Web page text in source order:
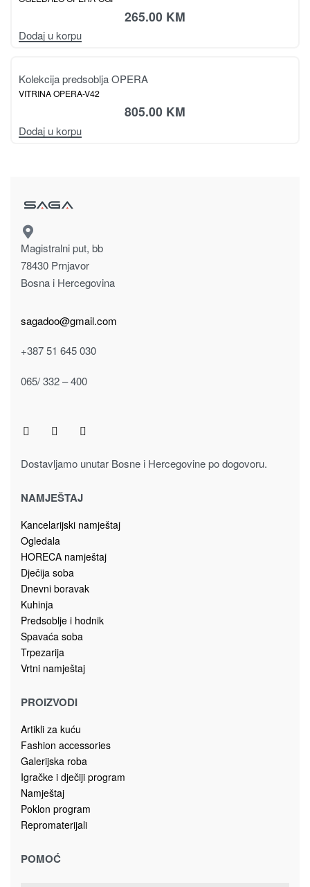
Kolekcija predsoblja OPERA
ČIVILUK OPERA-CLK46
160.00 KM
Dodaj u korpu
Dodaj u korpu
Kolekcija predsoblja OPERA
OGLEDALO OPERA-OGP
Dodaj u korpu
Kolekcija predsoblja OPERA
VITRINA OPERA-V42
Dodaj u korpu
Magistralni put, bb
Bosna i Hercegovina